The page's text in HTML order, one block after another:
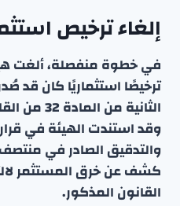
إلغاء ترخيص
في خطوة منفصلة، ألغت
ترخيصًا استثماريًا كان قد
وقد استندت الهيئة في
والتدقيق الصادر في
كشف عن خرق المستثمر
القانون المذكور.